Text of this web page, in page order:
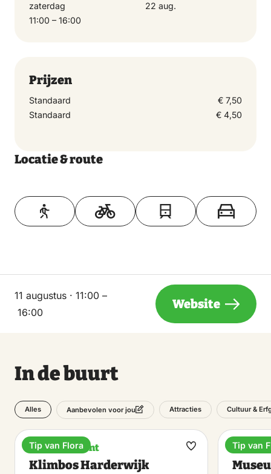
zaterdag
22 aug.
11:00 – 16:00
Prijzen
Standaard
€ 7,50
Standaard
€ 4,50
Locatie & route
Toon op kaart
11 augustus · 11:00 –
16:00
Website
In de buurt
Alles Aanbevolen voor jou Attracties Cultuur &
Entertainment
Klimbos Harderwijk
Tip van Flora
Maak
Tip van